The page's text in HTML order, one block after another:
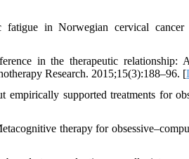
in Norwegian cervical cancer
in the therapeutic relationship:
Research. 2015;15(3):188–96. [
supported treatments for
therapy for